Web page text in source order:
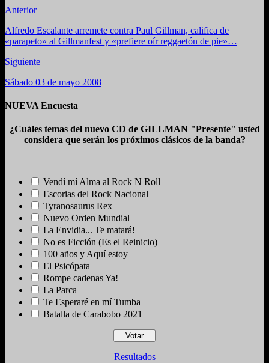
Anterior
Alfredo Escalante arremete contra Paul Gillman, califica de
«parapeto» al Gillmanfest y «prefiere oír reggaetón de pie»…
Siguiente
Sábado 03 de mayo 2008
NUEVA Encuesta
¿Cuáles temas del nuevo CD de GILLMAN "Presente" usted
considera que serán los próximos clásicos de la banda?
Vendí mí Alma al Rock N Roll
Escorias del Rock Nacional
Tyranosaurus Rex
Nuevo Orden Mundial
La Envidia... Te matará!
No es Ficción (Es el Reinicio)
100 años y Aquí estoy
El Psicópata
Rompe cadenas Ya!
La Parca
Te Esperaré en mí Tumba
Batalla de Carabobo 2021
Resultados